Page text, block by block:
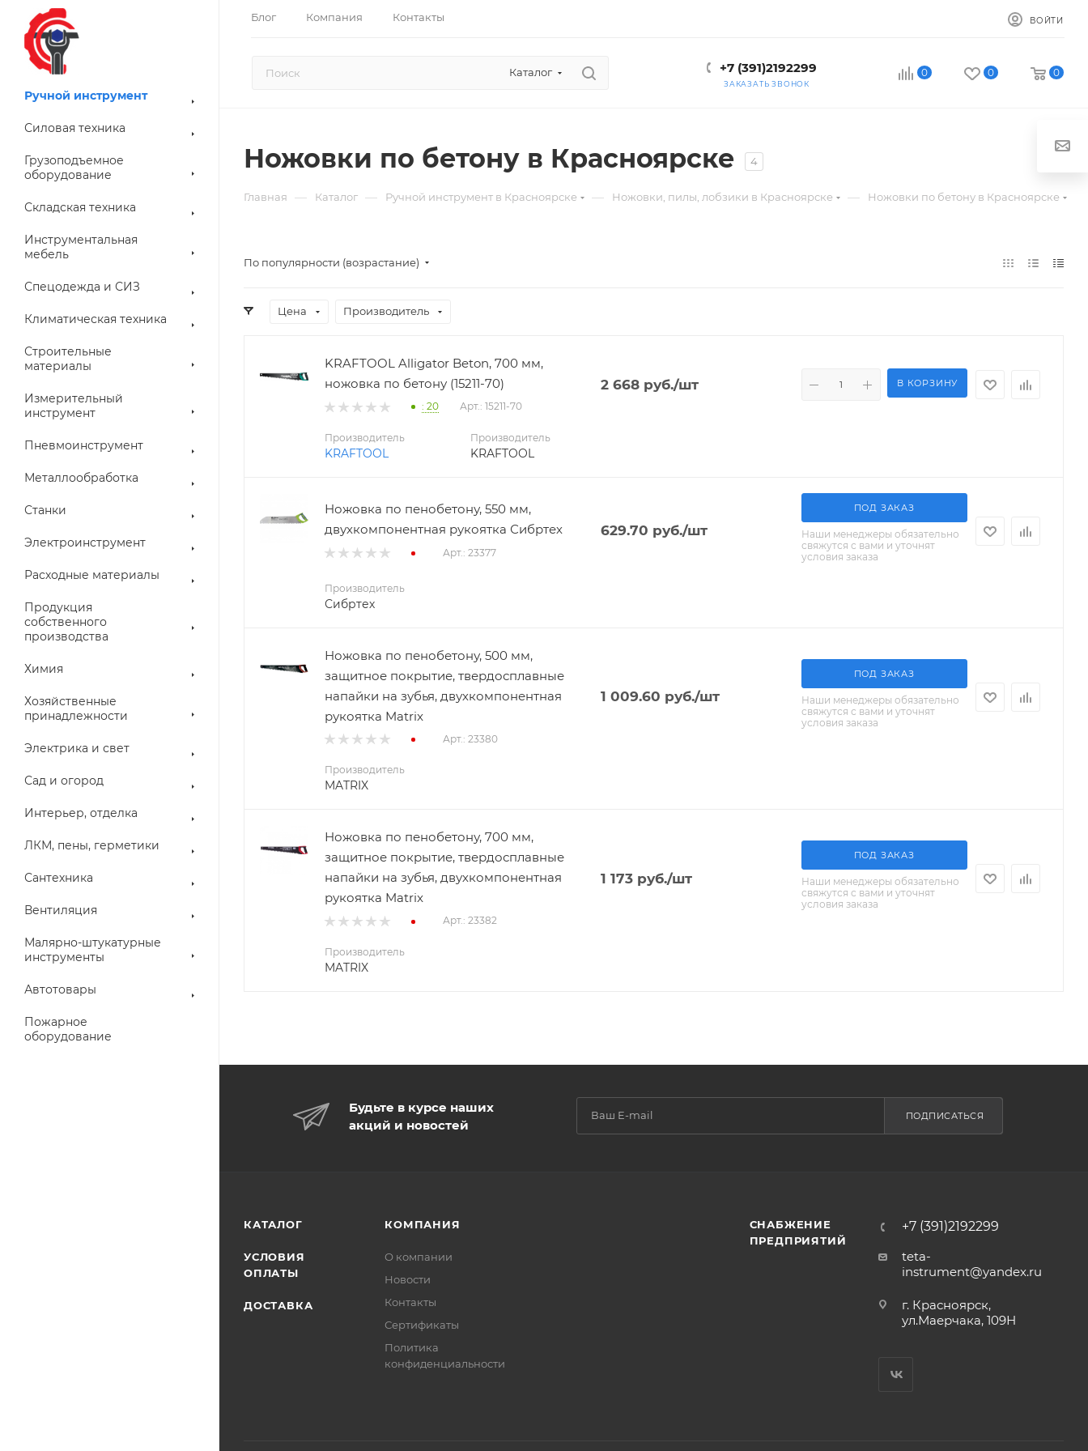
Блог Компания Контакты ВОЙТИ
Каталог +7 (391)2192299
ЗАКАЗАТЬ ЗВОНОК
0 0 0
Ручной инструмент
Силовая техника
Грузоподъемное
оборудование
Складская техника
Инструментальная
мебель
Спецодежда и СИЗ
Климатическая техника
Строительные
материалы
Измерительный
инструмент
Пневмоинструмент
Металлообработка
Станки
Электроинструмент
Расходные материалы
Продукция
собственного
производства
Химия
Хозяйственные
принадлежности
Электрика и свет
Сад и огород
Интерьер, отделка
ЛКМ, пены, герметики
Сантехника
Вентиляция
Малярно-штукатурные
инструменты
Автотовары
Пожарное
оборудование
Ножовки по бетону в Красноярске 4
Главная — Каталог — Ручной инструмент в Красноярске — Ножовки, пилы, лобзики в Красноярске — Ножовки по бетону в Красноярске
По популярности (возрастание)
Цена Производитель
KRAFTOOL Alligator Beton, 700 мм,
ножовка по бетону (15211-70)
: 20 Арт.: 15211-70
2 668руб./шт В КОРЗИНУ
Производитель
KRAFTOOL
Производитель
KRAFTOOL
Ножовка по пенобетону, 550 мм,
двухкомпонентная рукоятка Сибртех
Арт.: 23377
629.70 руб./шт
ПОД ЗАКАЗ
Наши менеджеры обязательно
свяжутся с вами и уточнят
условия заказа
Производитель
Сибртех
Ножовка по пенобетону, 500 мм,
защитное покрытие, твердосплавные
напайки на зубья, двухкомпонентная
рукоятка Matrix
Арт.: 23380
1 009.60 руб./шт
ПОД ЗАКАЗ
Наши менеджеры обязательно
свяжутся с вами и уточнят
условия заказа
Производитель
MATRIX
Ножовка по пенобетону, 700 мм,
защитное покрытие, твердосплавные
напайки на зубья, двухкомпонентная
рукоятка Matrix
Арт.: 23382
1 173руб./шт
ПОД ЗАКАЗ
Наши менеджеры обязательно
свяжутся с вами и уточнят
условия заказа
Производитель
MATRIX
Будьте в курсе наших
акций и новостей
ПОДПИСАТЬСЯ
КАТАЛОГ
УСЛОВИЯ
ОПЛАТЫ
ДОСТАВКА
КОМПАНИЯ
О компании
Новости
Контакты
Сертификаты
Политика
конфиденциальности
СНАБЖЕНИЕ
ПРЕДПРИЯТИЙ
+7 (391)2192299
teta-
instrument@yandex.ru
г. Красноярск,
ул.Маерчака, 109Н